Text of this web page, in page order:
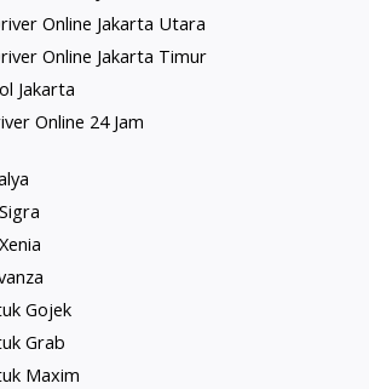
Online Jakarta Utara
Online Jakarta Timur
Jakarta
Online 24 Jam
Gojek
Grab
Maxim